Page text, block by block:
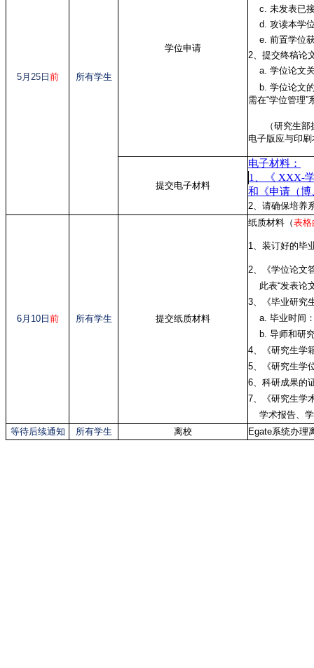
5月25日 前 所有学生
学位申请
c. 未发表已
d. 攻读本学位
e. 前置学位
2、提交终稿论
a. 学位论文关
b. 学位论文的
需在“学位管理
（研究生部操
电子版应与印
提交电子材料
电子材料：
1、《 XXX-
和《申请（
2、请确保培养
6月10日 前 所有学生 提交纸质材料
纸质材料（表格
1、装订好的毕
2、《学位论文
此表“发表论
3、《毕业研究
a. 毕业时间：
b. 导师和研
4、《研究生学
5、《研究生学
6、科研成果的
7、《研究生学
学术报告、学
等待后续通知
所有学生 离校 Egate系统办理